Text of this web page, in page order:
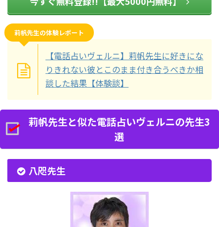
莉帆先生の体験レポート
【電話占いヴェルニ】莉帆先生に好きにな
りきれない彼とこのまま付き合うべきか相
談した結果【体験談】
莉帆先生と似た電話占いヴェルニの先生3
選
八咫先生